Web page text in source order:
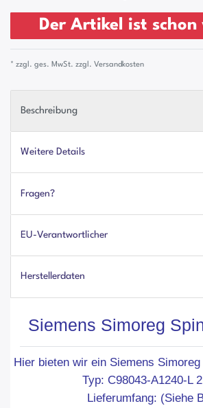
Der Artikel ist
* zzgl. ges. MwSt. zzgl. Versandkosten
Beschreibung
Weitere Details
Fragen?
EU-Verantwortlicher
Herstellerdaten
Siemens Simoreg
Hier bieten wir ein Siemens
Typ: C98043-A1240-L
Lieferumfang: (Siehe